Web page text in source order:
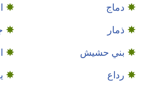
دماج
ذمار
بني حشيش
رداع